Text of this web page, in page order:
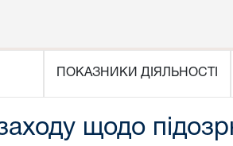
ПОКАЗНИКИ ДІЯЛЬНОСТІ
щодо